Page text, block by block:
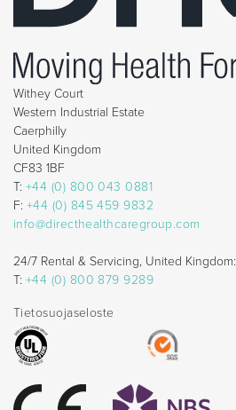
Withey Court
Western Industrial Estate
Caerphilly
United Kingdom
CF83 1BF
T: +44 (0) 800 043 0881
F: +44 (0) 845 459 9832
info@directhealthcaregroup.com
24/7 Rental & Servicing, United Kingdom:
T: +44 (0) 800 879 9289
Tietosuojaseloste